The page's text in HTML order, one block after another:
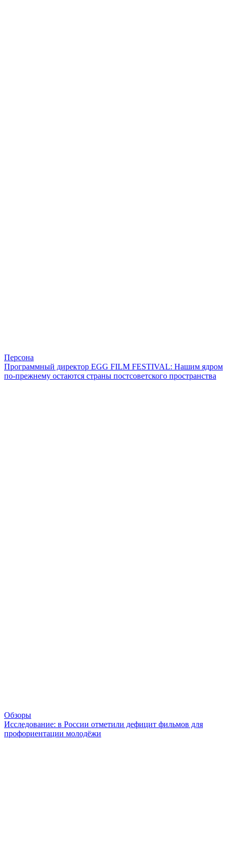
Персона
Программный директор EGG FILM FESTIVAL: Нашим ядром
по-прежнему остаются страны постсоветского пространства
Обзоры
Исследование: в России отметили дефицит фильмов для
профориентации молодёжи